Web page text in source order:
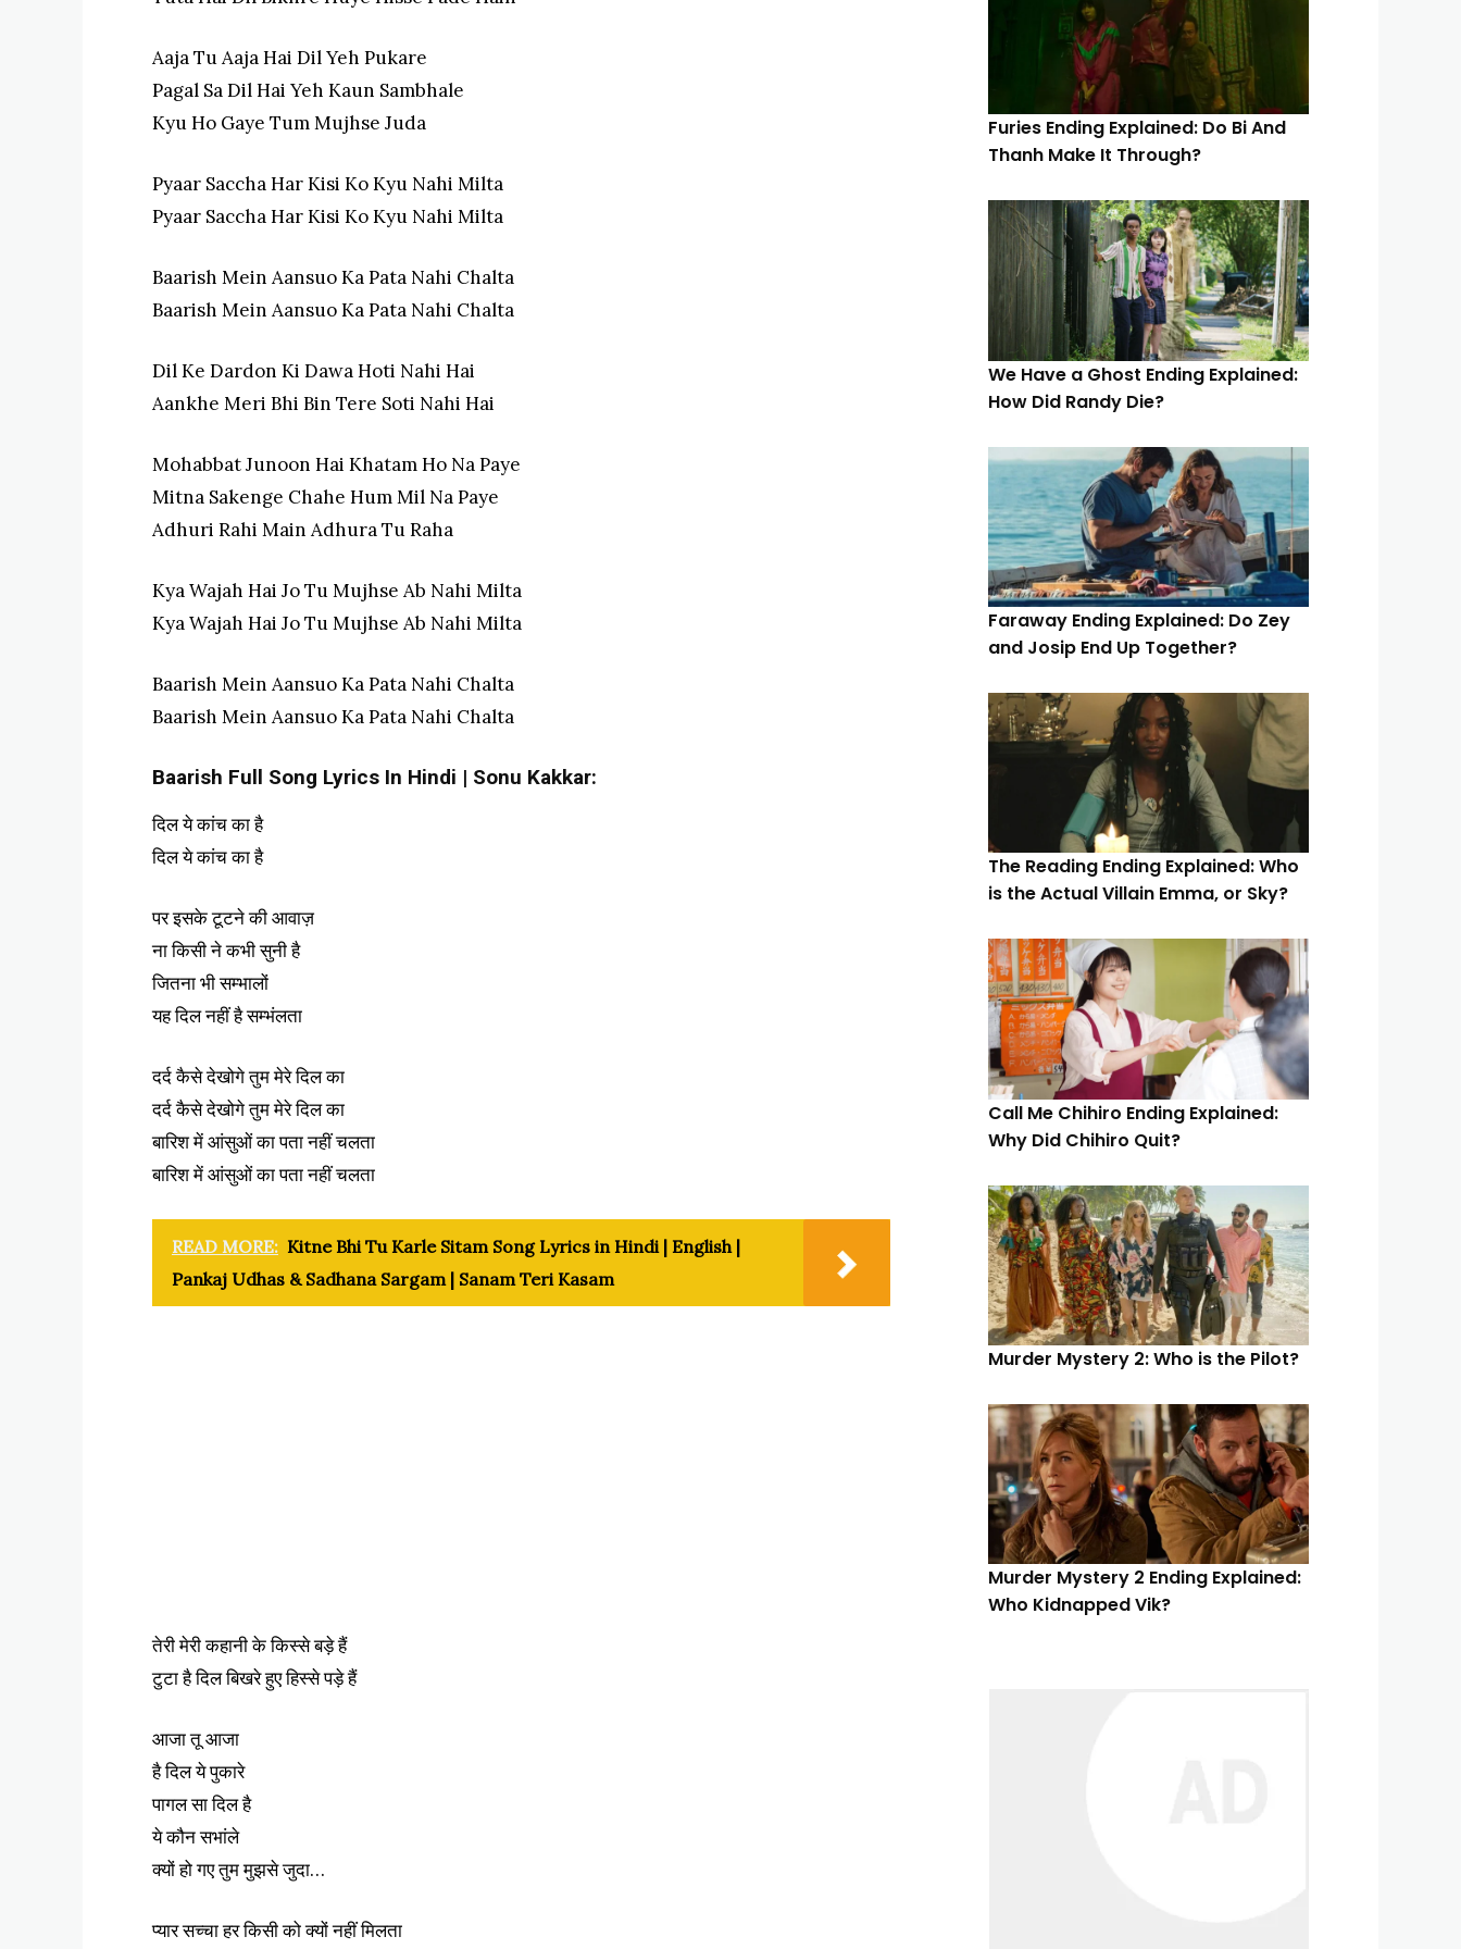
Aaja Tu Aaja Hai Dil Yeh Pukare
Pagal Sa Dil Hai Yeh Kaun Sambhale
Kyu Ho Gaye Tum Mujhse Juda
Pyaar Saccha Har Kisi Ko Kyu Nahi Milta
Pyaar Saccha Har Kisi Ko Kyu Nahi Milta
Baarish Mein Aansuo Ka Pata Nahi Chalta
Baarish Mein Aansuo Ka Pata Nahi Chalta
Dil Ke Dardon Ki Dawa Hoti Nahi Hai
Aankhe Meri Bhi Bin Tere Soti Nahi Hai
Mohabbat Junoon Hai Khatam Ho Na Paye
Mitna Sakenge Chahe Hum Mil Na Paye
Adhuri Rahi Main Adhura Tu Raha
Kya Wajah Hai Jo Tu Mujhse Ab Nahi Milta
Kya Wajah Hai Jo Tu Mujhse Ab Nahi Milta
Baarish Mein Aansuo Ka Pata Nahi Chalta
Baarish Mein Aansuo Ka Pata Nahi Chalta
Baarish Full Song Lyrics In Hindi | Sonu Kakkar:
दिल ये कांच का है
दिल ये कांच का है
पर इसके टूटने की आवाज़
ना किसी ने कभी सुनी है
जितना भी सम्भालों
यह दिल नहीं है सम्भंलता
दर्द कैसे देखोगे तुम मेरे दिल का
दर्द कैसे देखोगे तुम मेरे दिल का
बारिश में आंसुओं का पता नहीं चलता
बारिश में आंसुओं का पता नहीं चलता
READ MORE: Kitne Bhi Tu Karle Sitam Song Lyrics in Hindi | English |
Pankaj Udhas & Sadhana Sargam | Sanam Teri Kasam
तेरी मेरी कहानी के किस्से बड़े हैं
टुटा है दिल बिखरे हुए हिस्से पड़े हैं
आजा तू आजा
है दिल ये पुकारे
पागल सा दिल है
ये कौन सभांले
क्यों हो गए तुम मुझसे जुदा…
प्यार सच्चा हर किसी को क्यों नहीं मिलता
Furies Ending Explained: Do Bi And
Thanh Make It Through?
We Have a Ghost Ending Explained:
How Did Randy Die?
Faraway Ending Explained: Do Zey
and Josip End Up Together?
The Reading Ending Explained: Who
is the Actual Villain Emma, or Sky?
Call Me Chihiro Ending Explained:
Why Did Chihiro Quit?
Murder Mystery 2: Who is the Pilot?
Murder Mystery 2 Ending Explained:
Who Kidnapped Vik?